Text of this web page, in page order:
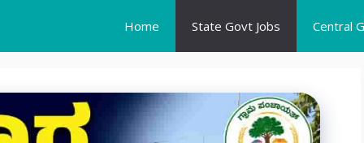
Home State Govt Jobs Central